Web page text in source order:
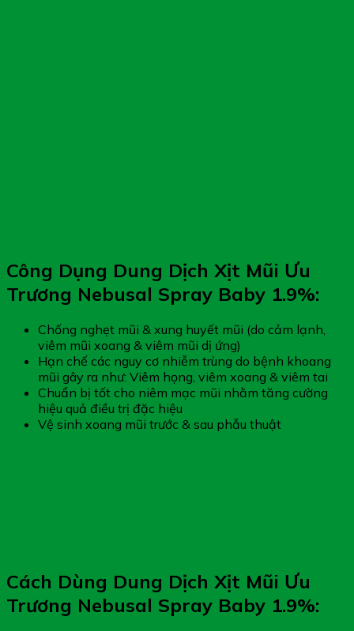
Công Dụng Dung Dịch Xịt Mũi Ưu
Trương Nebusal Spray Baby 1.9%:
Chống nghẹt mũi & xung huyết mũi (do cảm lạnh,
viêm mũi xoang & viêm mũi dị ứng)
Hạn chế các nguy cơ nhiễm trùng do bệnh khoang
mũi gây ra như: Viêm họng, viêm xoang & viêm tai
Chuẩn bị tốt cho niêm mạc mũi nhằm tăng cường
hiệu quả điều trị đặc hiệu
Vệ sinh xoang mũi trước & sau phẫu thuật
Cách Dùng Dung Dịch Xịt Mũi Ưu
Trương Nebusal Spray Baby 1.9%: